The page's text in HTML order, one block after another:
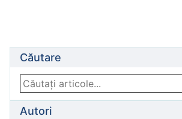
Căutare
Autori